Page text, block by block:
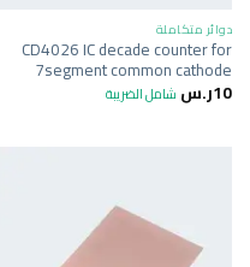
دوائر متكاملة
CD4026 IC decade counter for
7segment common cathode
10ر.س شامل الضريبة